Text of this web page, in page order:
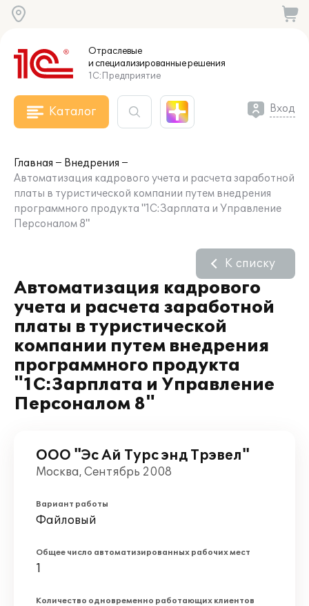
Отраслевые
и специализированныерешения
1С:Предприятие
Каталог Вход
Главная
Внедрения
Автоматизация кадрового учета и расчета заработной
платы в туристической компании путем внедрения
программного продукта "1С:Зарплата и Управление
Персоналом 8"
Автоматизация кадрового
учета и расчета заработной
платы в туристической
компании путем внедрения
программного продукта
"1С:Зарплата и Управление
Персоналом 8"
К списку
ООО "Эс Ай Турс энд Трэвел"
Москва, Сентябрь 2008
Вариант работы
Файловый
Общее число автоматизированных рабочих мест
1
Количество одновременно работающих клиентов